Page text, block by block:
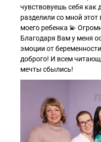
чувствовуешь себя как
разделили со мной
моего ребенка 💫
Благодаря Вам у меня
эмоции от
доброго! И всем
мечты сбылись!